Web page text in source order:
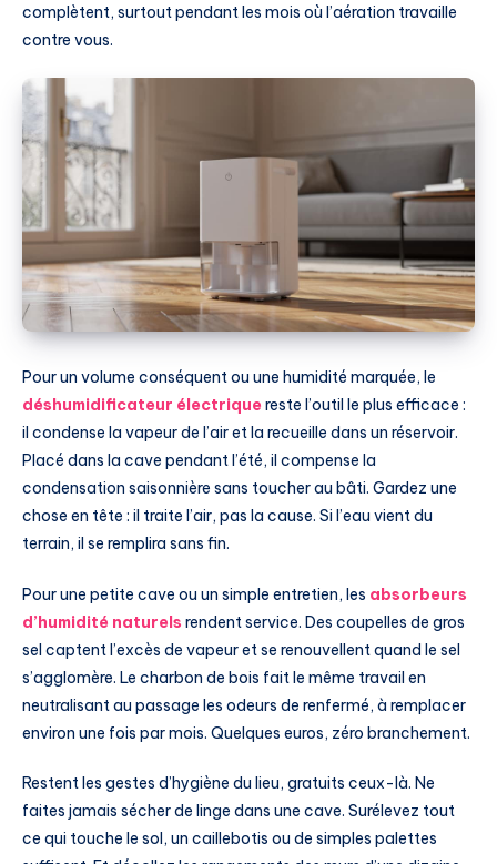
complètent, surtout pendant les mois où l’aération travaille
contre vous.
Pour un volume conséquent ou une humidité marquée, le
déshumidificateur électrique reste l’outil le plus efficace :
il condense la vapeur de l’air et la recueille dans un réservoir.
Placé dans la cave pendant l’été, il compense la
condensation saisonnière sans toucher au bâti. Gardez une
chose en tête : il traite l’air, pas la cause. Si l’eau vient du
terrain, il se remplira sans fin.
Pour une petite cave ou un simple entretien, les absorbeurs
d’humidité naturels rendent service. Des coupelles de gros
sel captent l’excès de vapeur et se renouvellent quand le sel
s’agglomère. Le charbon de bois fait le même travail en
neutralisant au passage les odeurs de renfermé, à remplacer
environ une fois par mois. Quelques euros, zéro branchement.
Restent les gestes d’hygiène du lieu, gratuits ceux-là. Ne
faites jamais sécher de linge dans une cave. Surélevez tout
ce qui touche le sol, un caillebotis ou de simples palettes